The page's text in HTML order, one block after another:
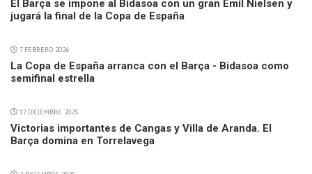
El Barça se impone al Bidasoa con un gran Emil Nielsen y
jugará la final de la Copa de España
7 FEBRERO 2026
La Copa de España arranca con el Barça - Bidasoa como
semifinal estrella
17 DICIEMBRE 2025
Victorias importantes de Cangas y Villa de Aranda. El
Barça domina en Torrelavega